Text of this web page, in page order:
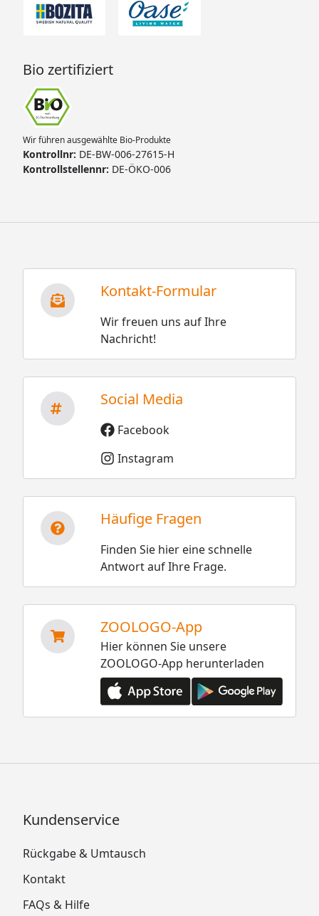
Bio zertifiziert
Wir führen ausgewählte Bio-Produkte
Kontrollnr: DE-BW-006-27615-H
Kontrollstellennr: DE-ÖKO-006
Kontakt-Formular
Wir freuen uns auf Ihre
Nachricht!
Social Media
Facebook
Instagram
Häufige Fragen
Finden Sie hier eine schnelle
Antwort auf Ihre Frage.
ZOOLOGO-App
Hier können Sie unsere
ZOOLOGO-App herunterladen
Kundenservice
Rückgabe & Umtausch
Kontakt
FAQs & Hilfe